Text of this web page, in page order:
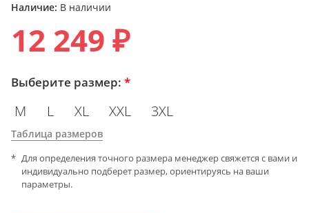
Наличие: В наличии
12 249 ₽
Выберите размер: *
M L XL XXL 3XL
Таблица размеров
Для определения точного размера менеджер свяжется с вами и
индивидуально подберет размер, ориентируясь на ваши
параметры.